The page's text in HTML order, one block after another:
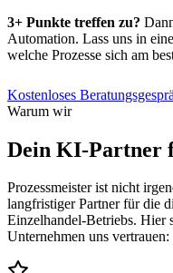
3+ Punkte treffen zu?
Automation. Lass uns in
welche Prozesse sich am
Kostenloses
Warum wir
Dein KI-Partner
Prozessmeister ist nicht
langfristiger Partner für die
Einzelhandel-Betriebs. Hier
Unternehmen uns vertrauen: